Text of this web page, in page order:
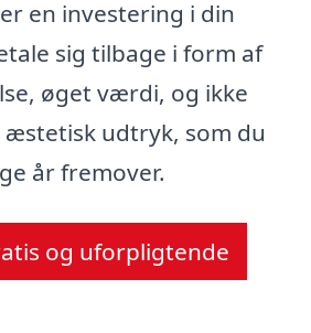
en investering i din
sig tilbage i form af
øget værdi, og ikke
udtryk, som du
år fremover.
og uforpligtende